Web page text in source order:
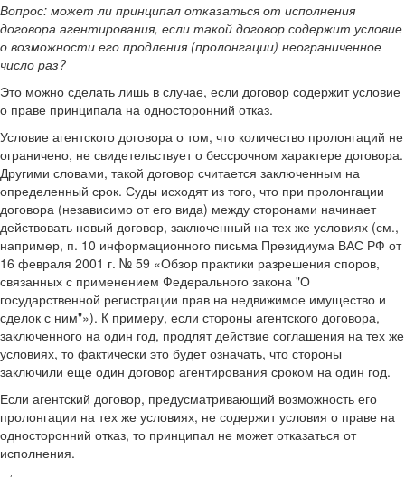
Вопрос: может ли принципал отказаться от исполнения
договора агентирования, если такой договор содержит условие
о возможности его продления (пролонгации) неограниченное
число раз?
Это можно сделать лишь в случае, если договор содержит условие
о праве принципала на односторонний отказ.
Условие агентского договора о том, что количество пролонгаций не
ограничено, не свидетельствует о бессрочном характере договора.
Другими словами, такой договор считается заключенным на
определенный срок. Суды исходят из того, что при пролонгации
договора (независимо от его вида) между сторонами начинает
действовать новый договор, заключенный на тех же условиях (см.,
например, п. 10 информационного письма Президиума ВАС РФ от
16 февраля 2001 г. № 59 «Обзор практики разрешения споров,
связанных с применением Федерального закона "О
государственной регистрации прав на недвижимое имущество и
сделок с ним"»). К примеру, если стороны агентского договора,
заключенного на один год, продлят действие соглашения на тех же
условиях, то фактически это будет означать, что стороны
заключили еще один договор агентирования сроком на один год.
Если агентский договор, предусматривающий возможность его
пролонгации на тех же условиях, не содержит условия о праве на
односторонний отказ, то принципал не может отказаться от
исполнения.